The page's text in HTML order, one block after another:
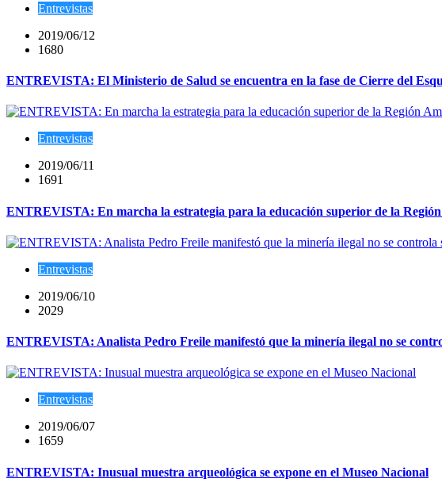
Entrevistas
2019/06/12
1680
ENTREVISTA: El Ministerio de Salud se encuentra en la fase de Cierre del
Entrevistas
2019/06/11
1691
ENTREVISTA: En marcha la estrategia para la educación superior de la
Entrevistas
2019/06/10
2029
ENTREVISTA: Analista Pedro Freile manifestó que la minería ilegal no se
Entrevistas
2019/06/07
1659
ENTREVISTA: Inusual muestra arqueológica se expone en el Museo Nacional